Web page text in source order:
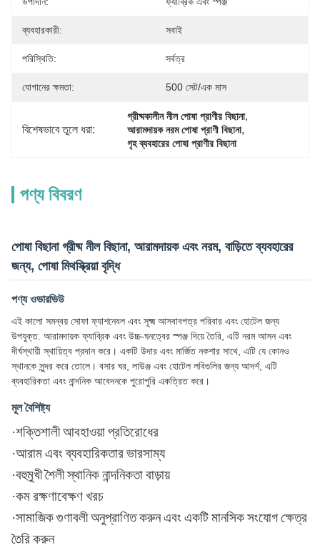
ব্যবহারকারী: সবাই
পরিস্থিতি: সর্বত্র
যোগানের ক্ষমতা: 500 সেট/এক মাস
বিশেষভাবে তুলে ধরা:
গ্রীষ্মকালীন নীল পোষা প্রাণীর বিছানা,
আরামদায়ক নরম পোষা প্রাণী বিছানা,
গৃহ ব্যবহারের পোষা প্রাণীর বিছানা
পণ্য বিবরণ
পোষা বিছানা গ্রীষ্ম নীল বিছানা, আরামদায়ক এবং নরম, বাড়িতে ব্যবহারের
জন্য, পোষা মিথস্ক্রিয়া বৃদ্ধি
পণ্য ওভারভিউ
এই কালো সমন্বয় সোফা ফ্যাশনেবল এবং সূক্ষ্ম আসবাবপত্র পরিবার এবং হোটেল জন্য
উপযুক্ত. আরামদায়ক ফ্যাব্রিক এবং উচ্চ-ঘনত্বের স্পঞ্জ দিয়ে তৈরি, এটি নরম আসন এবং
দীর্ঘস্থায়ী স্থায়িত্ব প্রদান করে। একটি উদার এবং মার্জিত নকশার সাথে, এটি যে কোনও
স্থানকে সুন্দর করে তোলে। বসার ঘর, লাউঞ্জ এবং হোটেল লবিগুলির জন্য আদর্শ, এটি
ব্যবহারিকতা এবং নান্দনিক আবেদনকে পুরোপুরি একত্রিত করে।
মূল বৈশিষ্ট্য
·শক্তিশালী আবহাওয়া প্রতিরোধের
·আরাম এবং ব্যবহারিকতার ভারসাম্য
·বহুমুখী শৈলী স্থানিক নান্দনিকতা বাড়ায়
·কম রক্ষণাবেক্ষণ খরচ
·সামাজিক গুণাবলী অনুপ্রাণিত করুন এবং একটি মানসিক সংযোগ ক্ষেত্র
তৈরি করুন